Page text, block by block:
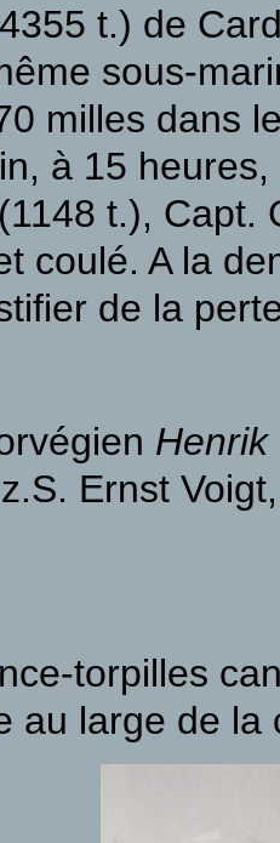
t.) de
sous-
milles dans
à 15
(1148 t.), Capt.
coulé. A la
de la
Henrik
Ernst
torpilles
au large de